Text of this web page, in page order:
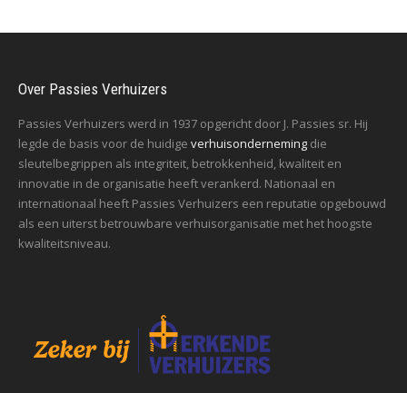
Over Passies Verhuizers
Passies Verhuizers werd in 1937 opgericht door J. Passies sr. Hij
legde de basis voor de huidige verhuisonderneming die
sleutelbegrippen als integriteit, betrokkenheid, kwaliteit en
innovatie in de organisatie heeft verankerd. Nationaal en
internationaal heeft Passies Verhuizers een reputatie opgebouwd
als een uiterst betrouwbare verhuisorganisatie met het hoogste
kwaliteitsniveau.